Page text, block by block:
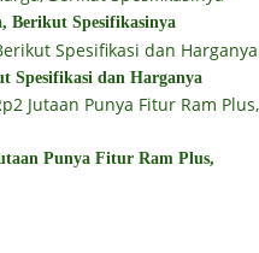
Berikut Spesifikasinya
Spesifikasi dan Harganya
Punya Fitur Ram Plus,